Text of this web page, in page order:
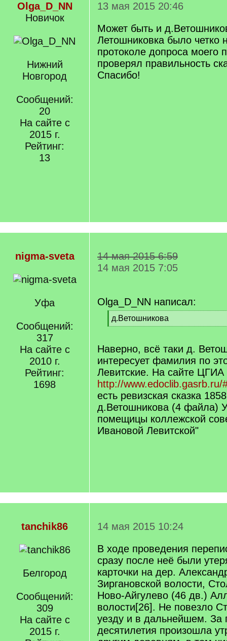
Olga_D_NN
Новичок
Нижний
Новгород
Сообщений:
20
На сайте с
2015 г.
Рейтинг:
13
13 мая 2015 20:46
Может быть и
Летошниковка было четко
протоколе допроса моего
проверял правильность
Спасибо!
nigma-sveta
Уфа
Сообщений:
317
На сайте с
2010 г.
Рейтинг:
1698
14 мая 2015 6:59
14 мая 2015 7:05
Olga_D_NN написал:
[
q
д.Ветошникова
[
q
]
Наверно, всё таки д.
интересует фамилия по
Левитские. На сайте
http://www.edoclib.gasrb.ru/
есть ревизская сказка
д.Ветошникова (4 файла)
помещицы коллежской
Ивановой Левитской"
tanchik86
Белгород
Сообщений:
309
На сайте с
2015 г.
14 мая 2015 10:24
В ходе проведения
сразу после неё были
карточки на дер.
Зиргановской волости,
Ново-Айгулево (46 дв.)
волости[26]. Не повезло
уезду и в дальнейшем.
десятилетия произошла